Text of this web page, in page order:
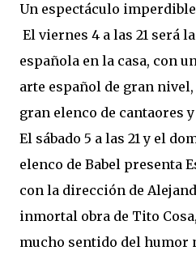
Un espectáculo
El viernes 4 a las 21 será
española en la casa, con
arte español de gran
gran elenco de cantaores
El sábado 5 a las 21 y el
elenco de Babel presenta
con la dirección de
inmortal obra de Tito
mucho sentido del humor